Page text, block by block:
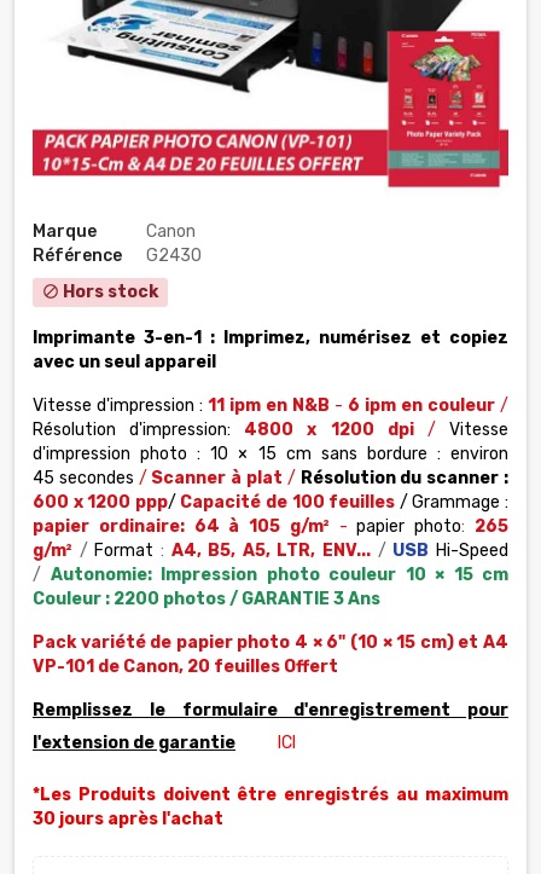
Marque
Canon
Référence
G2430
block Hors stock
Imprimante 3-en-1 : Imprimez, numérisez et copiez
avec un seul appareil
Vitesse d'impression : 11 ipm en N&B - 6 ipm en couleur /
Résolution d'impression: 4800 x 1200 dpi/Vitesse
d'impression photo : 10 × 15 cm sans bordure : environ
45 secondes / Scanner à plat / Résolution du scanner :
600 x 1200 ppp/ Capacité de 100 feuilles / Grammage :
papier ordinaire: 64 à 105 g/m² -papier photo: 265
g/m² / Format : A4, B5, A5, LTR, ENV... / USB Hi-Speed
/ Autonomie: Impression photo couleur 10 × 15 cm
Couleur : 2200 photos / GARANTIE 3 Ans
Pack variété de papier photo 4 × 6" (10 × 15 cm) et A4
VP-101 de Canon, 20 feuilles Offert
Remplissez le formulaire d'enregistrement pour
l'extension de garantie
ICI
*Les Produits doivent être enregistrés au maximum
30 jours après l'achat